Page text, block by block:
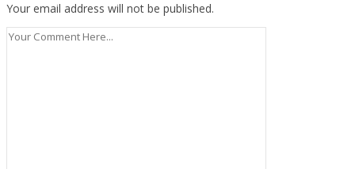
Your email address will not be published.